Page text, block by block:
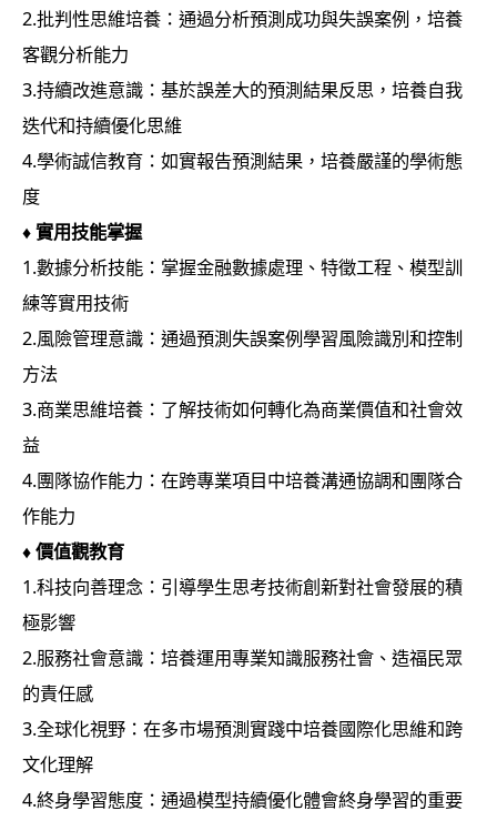
2.批判性思維培養：通過分析預測成功與失誤案例，培養
客觀分析能力
3.持續改進意識：基於誤差大的預測結果反思，培養自我
迭代和持續優化思維
4.學術誠信教育：如實報告預測結果，培養嚴謹的學術態
度
♦實用技能掌握
1.數據分析技能：掌握金融數據處理、特徵工程、模型訓
練等實用技術
2.風險管理意識：通過預測失誤案例學習風險識別和控制
方法
3.商業思維培養：了解技術如何轉化為商業價值和社會效
益
4.團隊協作能力：在跨專業項目中培養溝通協調和團隊合
作能力
♦價值觀教育
1.科技向善理念：引導學生思考技術創新對社會發展的積
極影響
2.服務社會意識：培養運用專業知識服務社會、造福民眾
的責任感
3.全球化視野：在多市場預測實踐中培養國際化思維和跨
文化理解
4.終身學習態度：通過模型持續優化體會終身學習的重要